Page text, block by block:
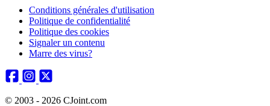
Conditions générales d'utilisation
Politique de confidentialité
Politique des cookies
Signaler un contenu
Marre des virus?
© 2003 - 2026 CJoint.com